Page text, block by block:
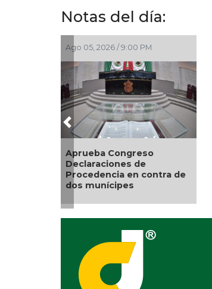
Notas del día:
Ago 05, 2026 / 9:00 PM
Aprueba Congreso
Declaraciones de
Procedencia en contra de
dos munícipes
Previous